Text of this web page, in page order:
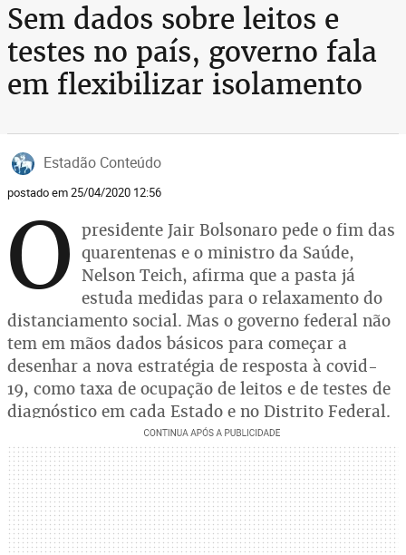
Sem dados sobre leitos e
testes no país, governo fala
em flexibilizar isolamento
Estadão Conteúdo
postado em 25/04/2020 12:56
O presidente Jair Bolsonaro pede o fim das
quarentenas e o ministro da Saúde,
Nelson Teich, afirma que a pasta já
estuda medidas para o relaxamento do
distanciamento social. Mas o governo federal não
tem em mãos dados básicos para começar a
desenhar a nova estratégia de resposta à covid-
19, como taxa de ocupação de leitos e de testes de
diagnóstico em cada Estado e no Distrito Federal.